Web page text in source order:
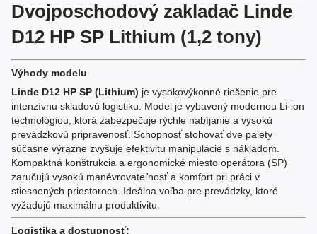
Dvojposchodový zakladač Linde
D12 HP SP Lithium (1,2 tony)
Výhody modelu
Linde D12 HP SP (Lithium) je vysokovýkonné riešenie pre
intenzívnu skladovú logistiku. Model je vybavený modernou Li-ion
technológiou, ktorá zabezpečuje rýchle nabíjanie a vysokú
prevádzkovú pripravenosť. Schopnosť stohovať dve palety
súčasne výrazne zvyšuje efektivitu manipulácie s nákladom.
Kompaktná konštrukcia a ergonomické miesto operátora (SP)
zaručujú vysokú manévrovateľnosť a komfort pri práci v
stiesnených priestoroch. Ideálna voľba pre prevádzky, ktoré
vyžadujú maximálnu produktivitu.
Logistika a dostupnosť: